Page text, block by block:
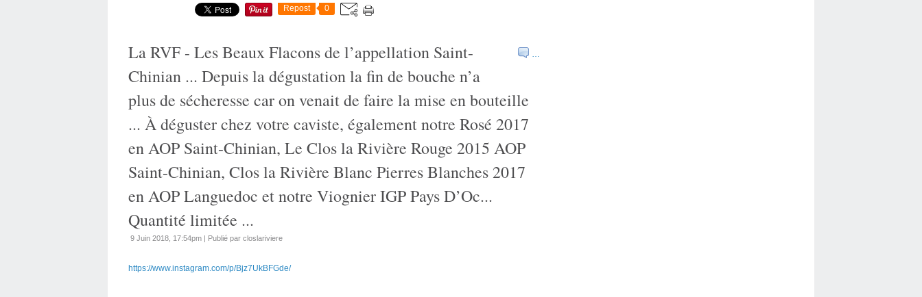
Repost 0
…
La RVF - Les Beaux Flacons de l’appellation Saint-
Chinian ... Depuis la dégustation la fin de bouche n’a
plus de sécheresse car on venait de faire la mise en bouteille
... À déguster chez votre caviste, également notre Rosé 2017
en AOP Saint-Chinian, Le Clos la Rivière Rouge 2015 AOP
Saint-Chinian, Clos la Rivière Blanc Pierres Blanches 2017
en AOP Languedoc et notre Viognier IGP Pays D’Oc...
Quantité limitée ...
9 Juin 2018, 17:54pm | Publié par closlariviere
https://www.instagram.com/p/Bjz7UkBFGde/